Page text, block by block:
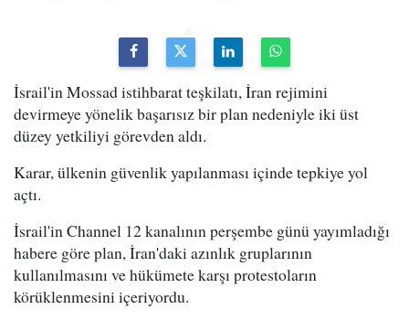
İsrail'in Mossad istihbarat teşkilatı, İran rejimini
devirmeye yönelik başarısız bir plan nedeniyle iki üst
düzey yetkiliyi görevden aldı.
Karar, ülkenin güvenlik yapılanması içinde tepkiye yol
açtı.
İsrail'in Channel 12 kanalının perşembe günü yayımladığı
habere göre plan, İran'daki azınlık gruplarının
kullanılmasını ve hükümete karşı protestoların
körüklenmesini içeriyordu.